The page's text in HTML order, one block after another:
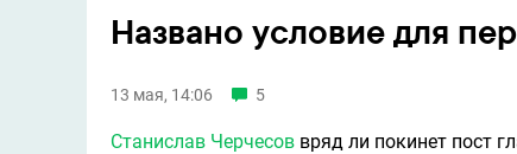
Названо условие для
13 мая, 14:06 5
Станислав Черчесов вряд ли покинет пост